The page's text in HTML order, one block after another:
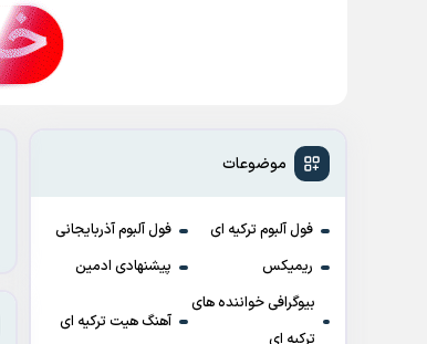
موضوعات
فول آلبوم ترکیه ای
فول آلبوم آذربایجانی
ریمیکس
پیشنهادی ادمین
بیوگرافی خواننده های
ترکیه ای
آهنگ هیت ترکیه ای